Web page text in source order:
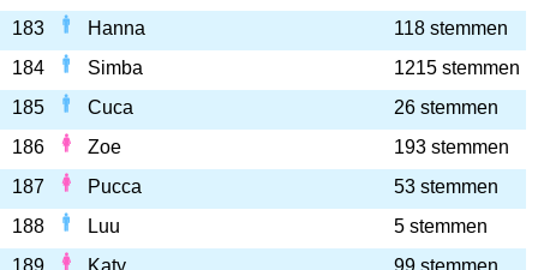
183
Hanna
118 stemmen
184
Simba
1215 stemmen
185
Cuca
26 stemmen
186
Zoe
193 stemmen
187
Pucca
53 stemmen
188
Luu
5 stemmen
189
Katy
99 stemmen